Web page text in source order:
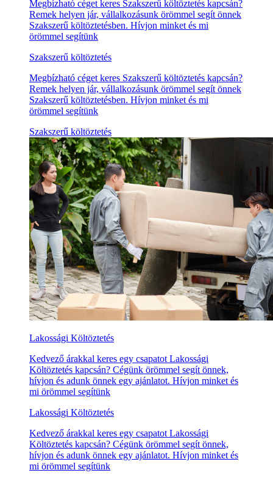
Megbízható céget keres Szakszerű költöztetés kapcsán?
Remek helyen jár, vállalkozásunk örömmel segít önnek
Szakszerű költöztetésben. Hívjon minket és mi
örömmel segítünk
Szakszerű költöztetés
Megbízható céget keres Szakszerű költöztetés kapcsán?
Remek helyen jár, vállalkozásunk örömmel segít önnek
Szakszerű költöztetésben. Hívjon minket és mi
örömmel segítünk
Szakszerű költöztetés
Lakossági Költöztetés
Kedvező árakkal keres egy csapatot Lakossági
Költöztetés kapcsán? Cégünk örömmel segít önnek,
hívjon és adunk önnek egy ajánlatot. Hívjon minket és
mi örömmel segítünk
Lakossági Költöztetés
Kedvező árakkal keres egy csapatot Lakossági
Költöztetés kapcsán? Cégünk örömmel segít önnek,
hívjon és adunk önnek egy ajánlatot. Hívjon minket és
mi örömmel segítünk